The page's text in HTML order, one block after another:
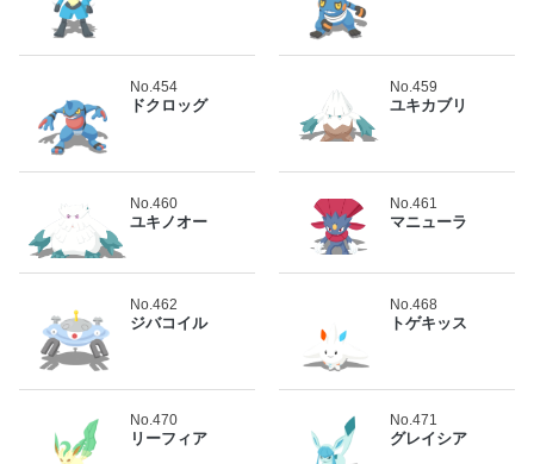
No.454
ドクロッグ
No.459
ユキカブリ
No.460
ユキノオー
No.461
マニューラ
No.462
ジバコイル
No.468
トゲキッス
No.470
リーフィア
No.471
グレイシア